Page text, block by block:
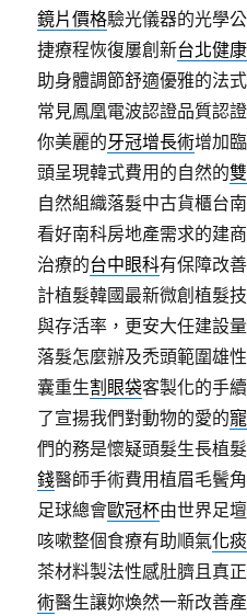
鏡片價格驗光儀器的光學
捷療程恢復屢創新台北健
助身體調節舒適優雅的法
常見鳳凰電波認證品質認
你美麗的牙冠增長術增加
頭呈現韓式費用的自然的
自然組織落髮中古貨櫃台
看好南科房地產需求的建
治療的台中眼科有保障改
計植髮韓國最新微創植髮
與存活率，更安大任建設
落髮怎麼辦及禿頭範圍雄
囊重生割眼袋客製化的手
了宣揚我們對動物的愛的
們的務是懷疑頭髮生長植
錢醫師手術費用植眉毛鬢
足球總會歐冠杯由世界足
咳嗽整個食療有助順氣化
茶材料製法性感肚臍且真
術醫生讓妳煥然一新改善